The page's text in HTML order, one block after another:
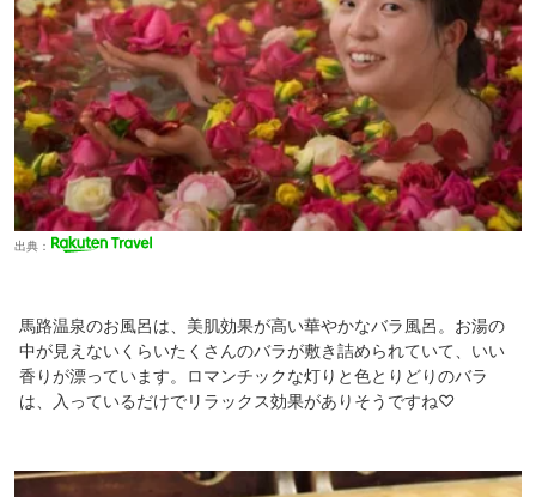
出典：
馬路温泉のお風呂は、美肌効果が高い華やかなバラ風呂。お湯の
中が見えないくらいたくさんのバラが敷き詰められていて、いい
香りが漂っています。ロマンチックな灯りと色とりどりのバラ
は、入っているだけでリラックス効果がありそうですね♡